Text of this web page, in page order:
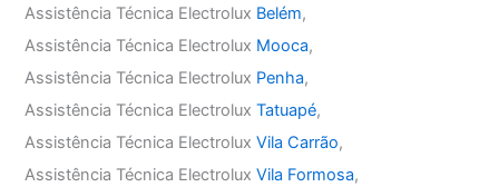
Assistência Técnica Electrolux Belém,
Assistência Técnica Electrolux Mooca,
Assistência Técnica Electrolux Penha,
Assistência Técnica ElectroluxTatuapé,
Assistência Técnica ElectroluxVila Carrão,
Assistência Técnica ElectroluxVila Formosa,